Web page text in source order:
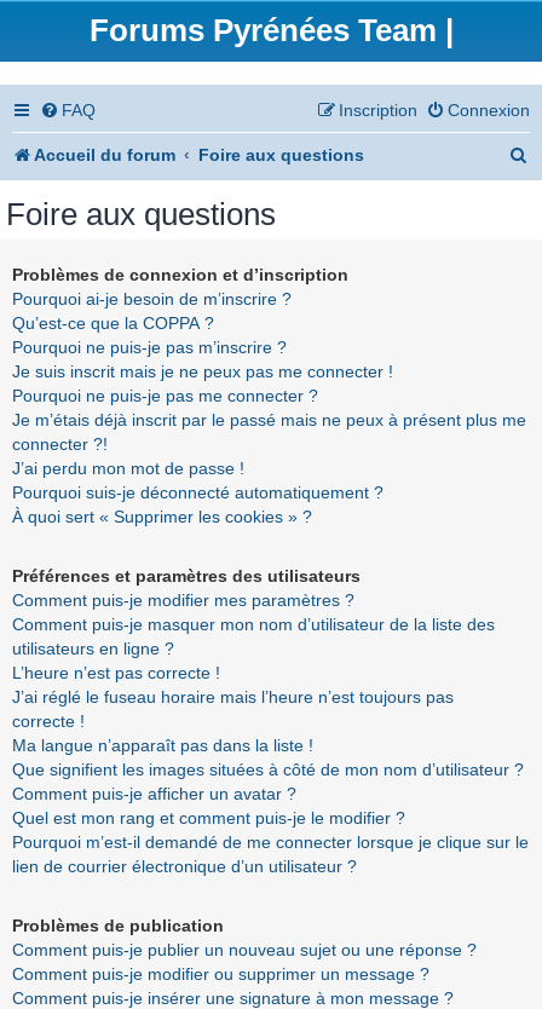
Forums Pyrénées Team |
FAQ Connexion
Inscription
Accueil du forum Foire aux questions
Foire aux questions
Problèmes de connexion et d’inscription
Pourquoi ai-je besoin de m’inscrire ?
Qu’est-ce que la COPPA ?
Pourquoi ne puis-je pas m’inscrire ?
Je suis inscrit mais je ne peux pas me connecter !
Pourquoi ne puis-je pas me connecter ?
Je m’étais déjà inscrit par le passé mais ne peux à présent plus me
connecter ?!
J’ai perdu mon mot de passe !
Pourquoi suis-je déconnecté automatiquement ?
À quoi sert « Supprimer les cookies » ?
Préférences et paramètres des utilisateurs
Comment puis-je modifier mes paramètres ?
Comment puis-je masquer mon nom d’utilisateur de la liste des
utilisateurs en ligne ?
L’heure n’est pas correcte !
J’ai réglé le fuseau horaire mais l’heure n’est toujours pas
correcte !
Ma langue n’apparaît pas dans la liste !
Que signifient les images situées à côté de mon nom d’utilisateur ?
Comment puis-je afficher un avatar ?
Quel est mon rang et comment puis-je le modifier ?
Pourquoi m’est-il demandé de me connecter lorsque je clique sur le
lien de courrier électronique d’un utilisateur ?
Problèmes de publication
Comment puis-je publier un nouveau sujet ou une réponse ?
Comment puis-je modifier ou supprimer un message ?
Comment puis-je insérer une signature à mon message ?